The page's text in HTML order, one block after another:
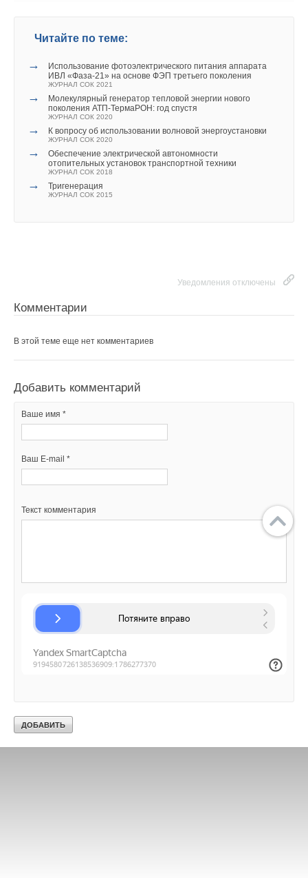
Читайте по теме:
→
Использование фотоэлектрического питания аппарата
ИВЛ «Фаза‑21» на основе ФЭП третьего поколения
ЖУРНАЛ СОК 2021
→
Молекулярный генератор тепловой энергии нового
поколения АТП-ТермаРОН: год спустя
ЖУРНАЛ СОК 2020
→ К вопросу об использовании волновой энергоустановки
ЖУРНАЛ СОК 2020
→
Обеспечение электрической автономности
отопительных установок транспортной техники
ЖУРНАЛ СОК 2018
→ Тригенерация
ЖУРНАЛ СОК 2015
Уведомления отключены
Комментарии
В этой теме еще нет комментариев
Добавить комментарий
Ваше имя *
Ваш E-mail *
Текст комментария